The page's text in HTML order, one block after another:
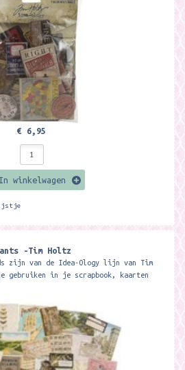
€ 6,95
In winkelwagen
-Tim Holtz
zijn van de Idea-Ology lijn van Tim
gebruiken in je scrapbook, kaarten